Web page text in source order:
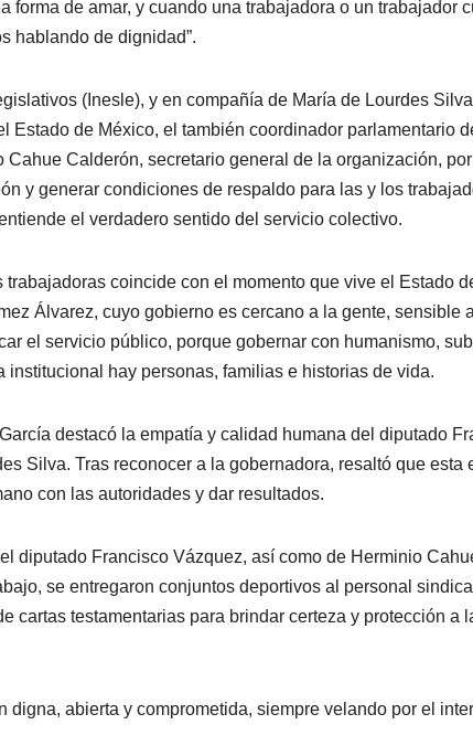
forma de amar, y cuando una trabajadora o un trabajador
hablando de dignidad”.
(Inesle), y en compañía de María de Lourdes
Estado de México, el también coordinador parlamentario
Calderón, secretario general de la organización,
y generar condiciones de respaldo para las y los
el verdadero sentido del servicio colectivo.
coincide con el momento que vive el Estado
Álvarez, cuyo gobierno es cercano a la gente, sensible
el servicio público, porque gobernar con humanismo,
hay personas, familias e historias de vida.
destacó la empatía y calidad humana del diputado
Silva. Tras reconocer a la gobernadora, resaltó que esta
con las autoridades y dar resultados.
diputado Francisco Vázquez, así como de Herminio
se entregaron conjuntos deportivos al personal
cartas testamentarias para brindar certeza y protección a
abierta y comprometida, siempre velando por el